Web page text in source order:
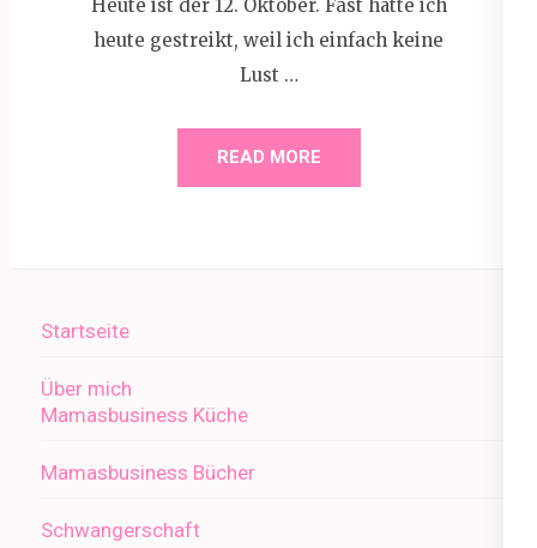
Heute ist der 12. Oktober. Fast hätte ich
heute gestreikt, weil ich einfach keine
Lust …
READ MORE
Startseite
Über mich
Mamasbusiness Küche
Mamasbusiness Bücher
Schwangerschaft